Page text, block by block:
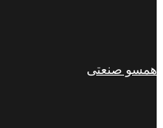
همسو صنعتی